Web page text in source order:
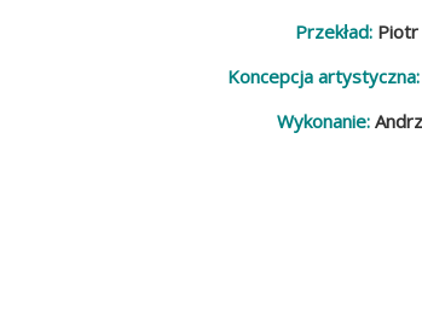
Przekład: Piotr
Koncepcja artystyczna:
Wykonanie: